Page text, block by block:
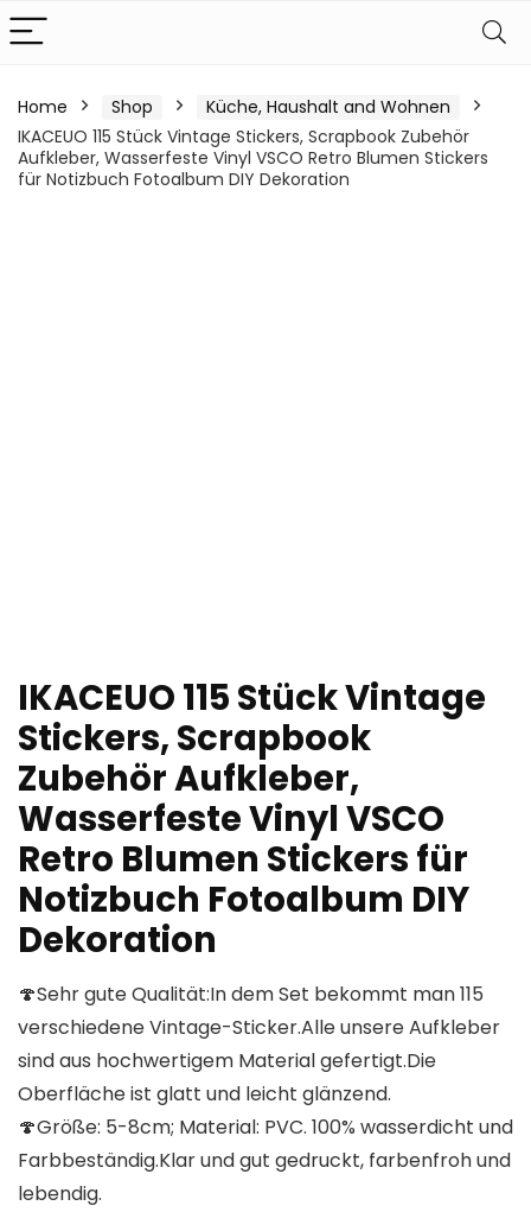
Home Shop
Küche, Haushalt and Wohnen
IKACEUO 115 Stück Vintage Stickers, Scrapbook Zubehör
Aufkleber, Wasserfeste Vinyl VSCO Retro Blumen Stickers
für Notizbuch Fotoalbum DIY Dekoration
IKACEUO 115 Stück Vintage
Stickers, Scrapbook
Zubehör Aufkleber,
Wasserfeste Vinyl VSCO
Retro Blumen Stickers für
Notizbuch Fotoalbum DIY
Dekoration
🍄Sehr gute Qualität:In dem Set bekommt man 115
verschiedene Vintage-Sticker.Alle unsere Aufkleber
sind aus hochwertigem Material gefertigt.Die
Oberfläche ist glatt und leicht glänzend.
🍄Größe: 5-8cm; Material: PVC. 100% wasserdicht und
Farbbeständig.Klar und gut gedruckt, farbenfroh und
lebendig.